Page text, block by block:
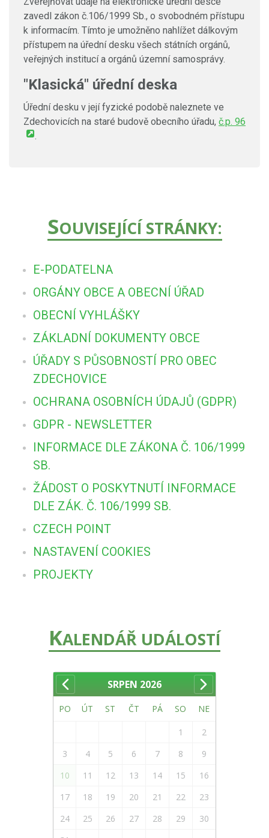
zavedl zákon č.106/1999 Sb., o svobodném přístupu
k informacím. Tímto je umožněno nahlížet dálkovým
přístupem na úřední desku všech státních orgánů,
veřejných institucí a orgánů územní samosprávy.
"Klasická" úřední deska
Úřední desku v její fyzické podobě naleznete ve
Zdechovicích na staré budově obecního úřadu, č.p. 96
.
SOUVISEJÍCÍ STRÁNKY:
E-PODATELNA
ORGÁNY OBCE A OBECNÍ ÚŘAD
OBECNÍ VYHLÁŠKY
ZÁKLADNÍ DOKUMENTY OBCE
ÚŘADY S PŮSOBNOSTÍ PRO OBEC
ZDECHOVICE
OCHRANA OSOBNÍCH ÚDAJŮ (GDPR)
GDPR - NEWSLETTER
INFORMACE DLE ZÁKONA Č. 106/1999
SB.
ŽÁDOST O POSKYTNUTÍ INFORMACE
DLE ZÁK. Č. 106/1999 SB.
CZECH POINT
NASTAVENÍ COOKIES
PROJEKTY
KALENDÁŘ UDÁLOSTÍ
SRPEN 2026
PO ÚT ST ČT PÁ SO NE
1
2
3
4 5 6 7 8
9
10
11 12 13 14 15
16
17
18 19 20 21 22
23
24
25 26 27 28 29
30